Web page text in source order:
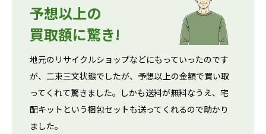
予想以上の
買取額に驚き!
地元のリサイクルショップなどにもっていったのです
が、二束三文状態でしたが、予想以上の金額で買い取
ってくれて驚きました。しかも送料が無料なうえ、宅
配キットという梱包セットも送ってくれるので助かり
ました。